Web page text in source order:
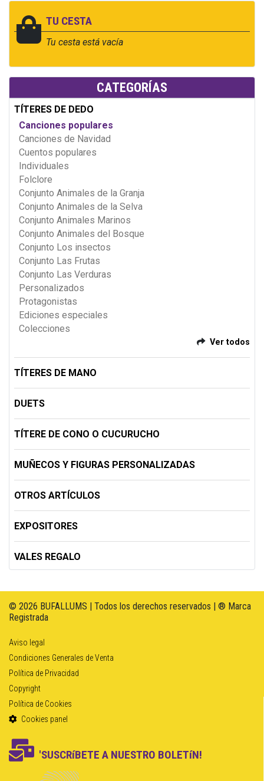
TU CESTA
Tu cesta está vacía
CATEGORÍAS
TÍTERES DE DEDO
Canciones populares
Canciones de Navidad
Cuentos populares
Individuales
Folclore
Conjunto Animales de la Granja
Conjunto Animales de la Selva
Conjunto Animales Marinos
Conjunto Animales del Bosque
Conjunto Los insectos
Conjunto Las Frutas
Conjunto Las Verduras
Personalizados
Protagonistas
Ediciones especiales
Colecciones
Ver todos
TÍTERES DE MANO
DUETS
TÍTERE DE CONO O CUCURUCHO
MUÑECOS Y FIGURAS PERSONALIZADAS
OTROS ARTÍCULOS
EXPOSITORES
VALES REGALO
© 2026 BUFALLUMS | Todos los derechos reservados | ® Marca
Registrada
Aviso legal
Condiciones Generales de Venta
Política de Privacidad
Copyright
Política de Cookies
Cookies panel
'SUSCRíBETE A NUESTRO BOLETíN!